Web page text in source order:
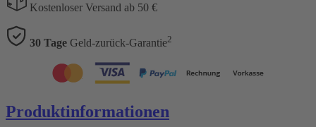
Kostenloser Versand ab 50 €
30 Tage Geld-zurück-Garantie2
Produktinformationen